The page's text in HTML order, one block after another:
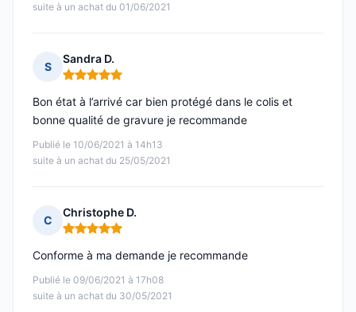
suite à un achat du 01/06/2021
S
Sandra D.
Note : 5 sur 5
Publié le 10/06/2021 à 14h13
suite à un achat du 25/05/2021
Bon état à l’arrivé car bien protégé dans le colis et
bonne qualité de gravure je recommande
C
Christophe D.
Note : 5 sur 5
Publié le 09/06/2021 à 17h08
suite à un achat du 30/05/2021
Conforme à ma demande je recommande